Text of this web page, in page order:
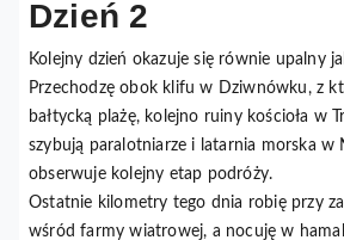
Dzień 2
Kolejny dzień okazuje się równie upalny
Przechodzę obok klifu w Dziwnówku, z
bałtycką plażę, kolejno ruiny kościoła w
szybują paralotniarze i latarnia morska w
obserwuje kolejny etap podróży.
Ostatnie kilometry tego dnia robię przy
wśród farmy wiatrowej, a nocuję w